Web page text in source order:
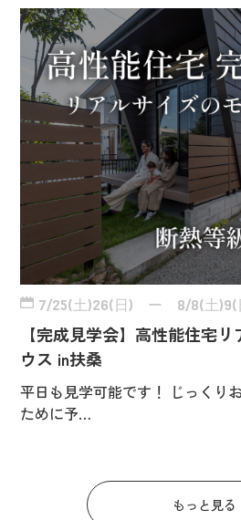
7/25(土)26(日) ー 8/8(土)9(
【完成見学会】高性能住宅
ウス in扶桑
平日も見学可能です！ じっくり
ために予…
もっと見る